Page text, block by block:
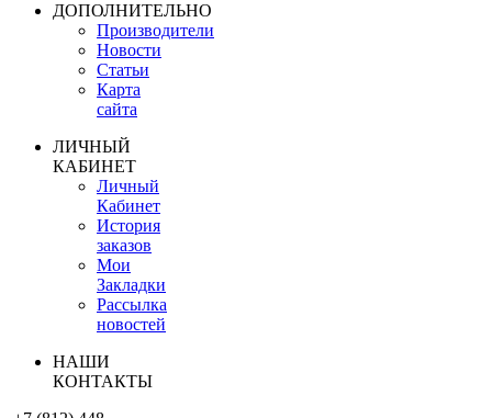
ДОПОЛНИТЕЛЬНО
Производители
Новости
Статьи
Карта
сайта
ЛИЧНЫЙ
КАБИНЕТ
Личный
Кабинет
История
заказов
Мои
Закладки
Рассылка
новостей
НАШИ
КОНТАКТЫ